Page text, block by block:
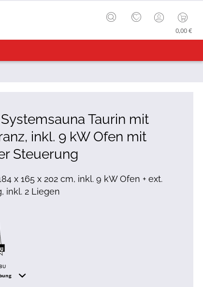
0,00 €
Taurin mit
inkl. 9 kW Ofen mit
Steuerung
x 165 x 202 cm, inkl. 9 kW Ofen + ext.
inkl. 2 Liegen